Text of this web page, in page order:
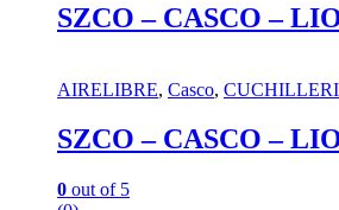
SZCO – CASCO –
AIRELIBRE, Casco,
SZCO – CASCO –
0 out of 5